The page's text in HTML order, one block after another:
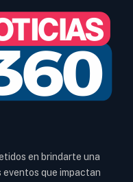
en brindarte una
que impactan